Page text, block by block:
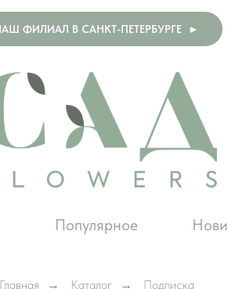
ФИЛИАЛ В САНКТ-ПЕТЕРБУРГЕ ►
Популярное
Главная → Каталог → Подписка